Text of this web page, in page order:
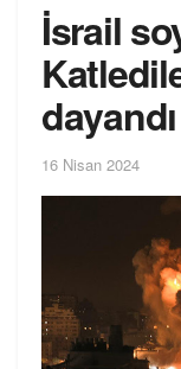
İsrail
dayandı
16 Nisan 2024